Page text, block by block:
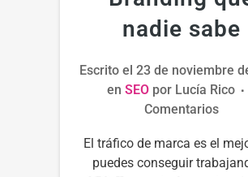
nadie sabe
Escrito el 23 de noviembre
en SEO por Lucía Rico
Comentarios
El tráfico de marca es el
puedes conseguir